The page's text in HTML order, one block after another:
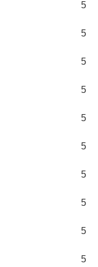
5
5
5
5
5
5
5
5
5
5